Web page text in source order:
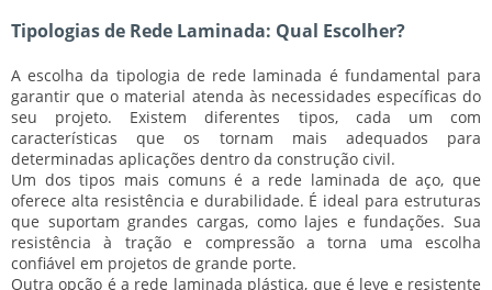
Tipologias de Rede Laminada: Qual Escolher?
A escolha da tipologia de rede laminada é fundamental para
garantir que o material atenda às necessidades específicas do
seu projeto. Existem diferentes tipos, cada um com
características que os tornam mais adequados para
determinadas aplicações dentro da construção civil.
Um dos tipos mais comuns é a rede laminada de aço, que
oferece alta resistência e durabilidade. É ideal para estruturas
que suportam grandes cargas, como lajes e fundações. Sua
resistência à tração e compressão a torna uma escolha
confiável em projetos de grande porte.
Outra opção é a rede laminada plástica, que é leve e resistente